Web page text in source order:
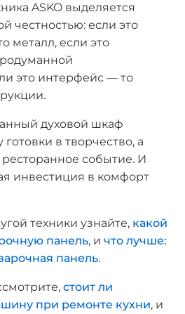
ASKO выделяется
честностью: если это
металл, если это
это интерфейс — то
духовой шкаф
в творчество, а
событие. И
инвестиция в комфорт
техники узнайте, какой
панель, ичто лучше:
панель.
стоит ли
при ремонте кухни, и